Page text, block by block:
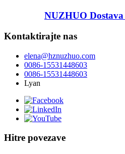
NUZHUO
Kontaktirajte nas
elena@hznuzhuo.com
0086-15531448603
0086-15531448603
Lyan
Hitre povezave